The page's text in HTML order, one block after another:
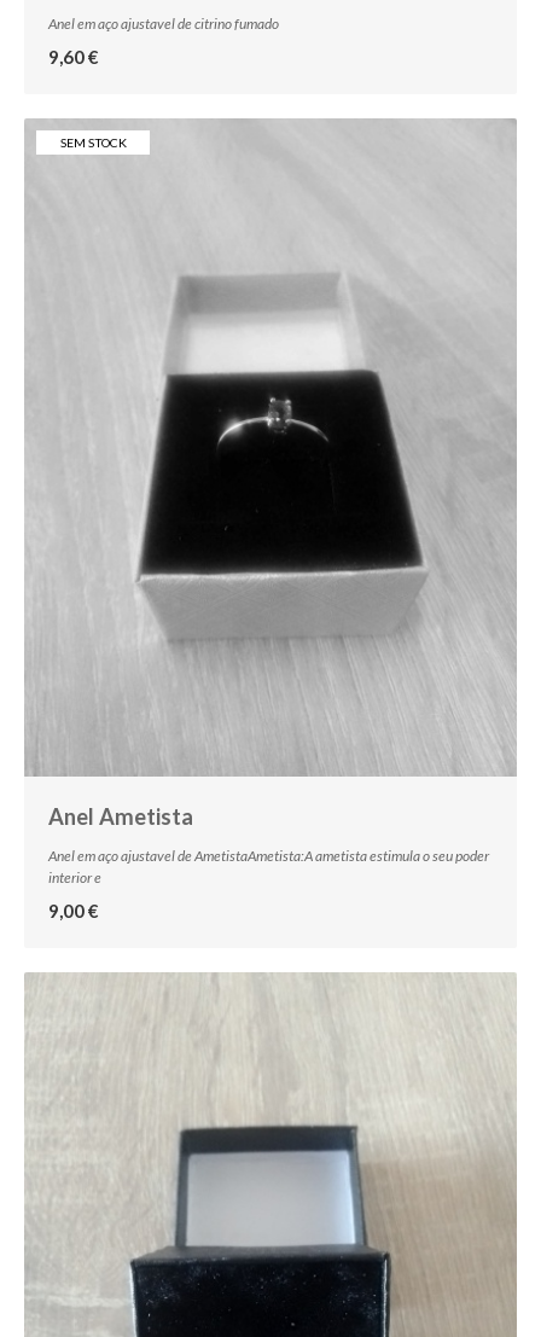
Anel em aço ajustavel de citrino fumado
9,60 €
SEM STOCK
Anel Ametista
Anel em aço ajustavel de AmetistaAmetista:A ametista estimula o seu poder
interior e
9,00 €